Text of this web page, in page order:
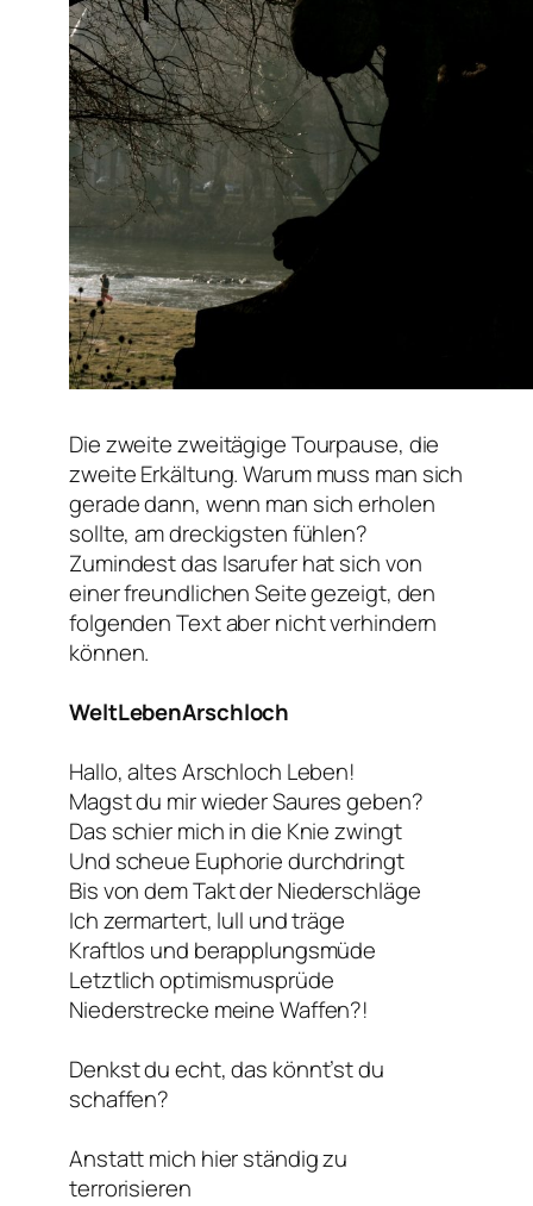
Die zweite zweitägige Tourpause, die
zweite Erkältung. Warum muss man sich
gerade dann, wenn man sich erholen
sollte, am dreckigsten fühlen?
Zumindest das Isarufer hat sich von
einer freundlichen Seite gezeigt, den
folgenden Text aber nicht verhindern
können.
WeltLebenArschloch
Hallo, altes Arschloch Leben!
Magst du mir wieder Saures geben?
Das schier mich in die Knie zwingt
Und scheue Euphorie durchdringt
Bis von dem Takt der Niederschläge
Ich zermartert, lull und träge
Kraftlos und berapplungsmüde
Letztlich optimismusprüde
Niederstrecke meine Waffen?!
Denkst du echt, das könnt’st du
schaffen?
Anstatt mich hier ständig zu
terrorisieren